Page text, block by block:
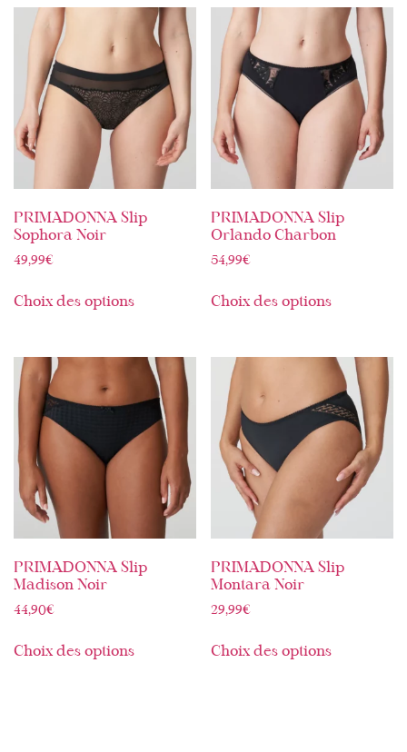
PRIMADONNA Slip
Sophora Noir
49,99€
Choix des options
PRIMADONNA Slip
Orlando Charbon
54,99€
Choix des options
PRIMADONNA Slip
Madison Noir
44,90€
Choix des options
PRIMADONNA Slip
Montara Noir
29,99€
Choix des options